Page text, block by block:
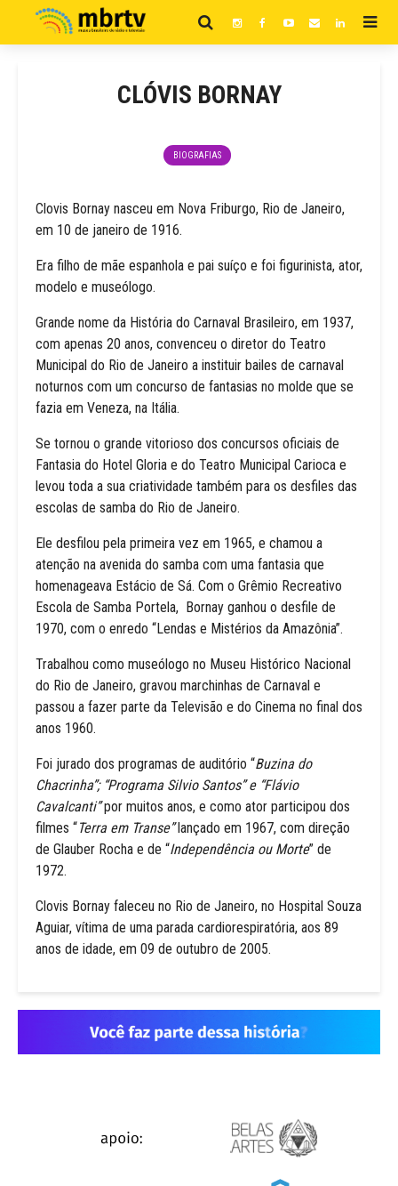
CLÓVIS BORNAY
BIOGRAFIAS
Clovis Bornay nasceu em Nova Friburgo, Rio de Janeiro,
em 10 de janeiro de 1916.
Era filho de mãe espanhola e pai suíço e foi figurinista, ator,
modelo e museólogo.
Grande nome da História do Carnaval Brasileiro, em 1937,
com apenas 20 anos, convenceu o diretor do Teatro
Municipal do Rio de Janeiro a instituir bailes de carnaval
noturnos com um concurso de fantasias no molde que se
fazia em Veneza, na Itália.
Se tornou o grande vitorioso dos concursos oficiais de
Fantasia do Hotel Gloria e do Teatro Municipal Carioca e
levou toda a sua criatividade também para os desfiles das
escolas de samba do Rio de Janeiro.
Ele desfilou pela primeira vez em 1965, e chamou a
atenção na avenida do samba com uma fantasia que
homenageava Estácio de Sá. Com o Grêmio Recreativo
Escola de Samba Portela, Bornay ganhou o desfile de
1970, com o enredo “Lendas e Mistérios da Amazônia”.
Trabalhou como museólogo no Museu Histórico Nacional
do Rio de Janeiro, gravou marchinhas de Carnaval e
passou a fazer parte da Televisão e do Cinema no final dos
anos 1960.
Foi jurado dos programas de auditório “Buzina do
Chacrinha”; “Programa Silvio Santos” e “Flávio
Cavalcanti”por muitos anos, e como ator participou dos
filmes “Terra em Transe”lançado em 1967, com direção
de Glauber Rocha e de “Independência ou Morte” de
1972.
Clovis Bornay faleceu no Rio de Janeiro, no Hospital Souza
Aguiar, vítima de uma parada cardiorespiratória, aos 89
anos de idade, em 09 de outubro de 2005.